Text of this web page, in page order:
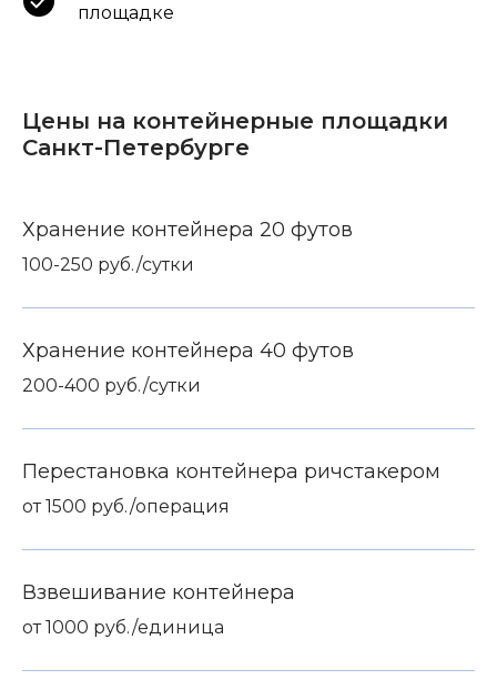
площадке
Цены на контейнерные площадки
Санкт-Петербурге
Хранение контейнера 20 футов
100-250 руб./сутки
Хранение контейнера 40 футов
200-400 руб./сутки
Перестановка контейнера ричстакером
от 1500 руб./операция
Взвешивание контейнера
от 1000 руб./единица